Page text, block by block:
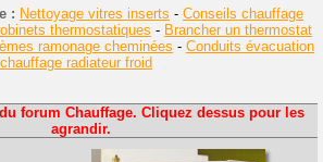
: Nettoyage vitres inserts - Conseils chauffage
thermostatiques - Brancher un thermostat
ramonage cheminées - Conduits évacuation
radiateur froid
forum Chauffage. Cliquez dessus pour les
agrandir.